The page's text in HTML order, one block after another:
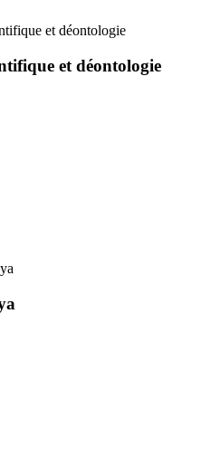
et déontologie
et déontologie